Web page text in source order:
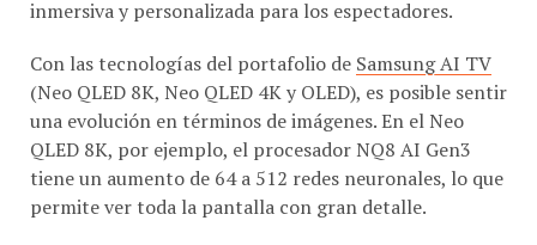
inmersiva y personalizada para los espectadores.
Con las tecnologías del portafolio de Samsung AI TV
(Neo QLED 8K, Neo QLED 4K y OLED), es posible sentir
una evolución en términos de imágenes. En el Neo
QLED 8K, por ejemplo, el procesador NQ8 AI Gen3
tiene un aumento de 64 a 512 redes neuronales, lo que
permite ver toda la pantalla con gran detalle.